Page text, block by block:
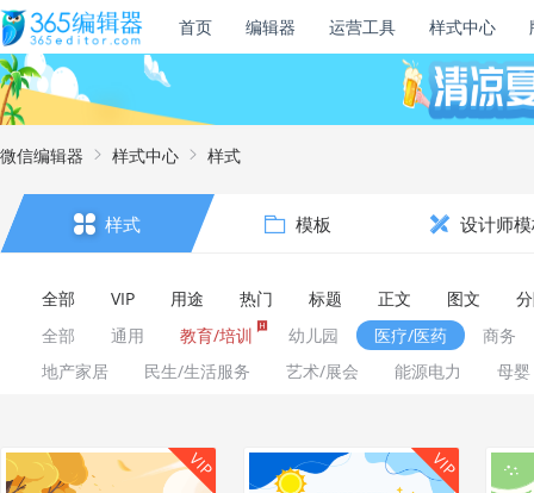
首页 编辑器 运营工具 样式中心
微信编辑器 样式中心 样式
样式 模板 设计师
全部 VIP 用途 热门 标题 正文 图文
全部
通用 教育/培训 幼儿园 医疗/医药
商务
地产家居
民生/生活服务 艺术/展会 能源电力 母婴
VIP VIP